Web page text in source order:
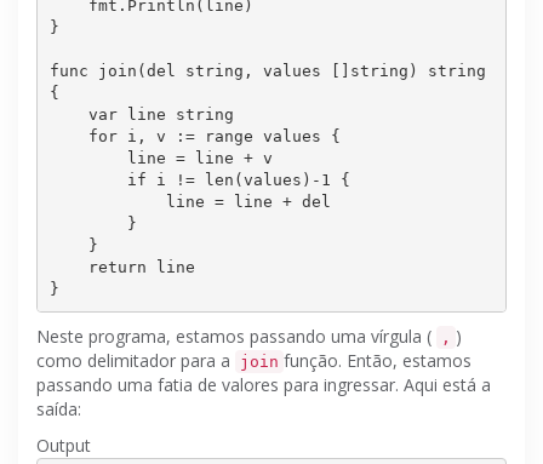
}
func join (del string , values [] string ) string
{
var line string
for i, v := range values {
if i != len(values)- 1
{
return line
Neste programa, estamos passando uma vírgula ( , )
como delimitador para a
join função. Então, estamos
passando uma fatia de valores para ingressar. Aqui está a
saída:
Output